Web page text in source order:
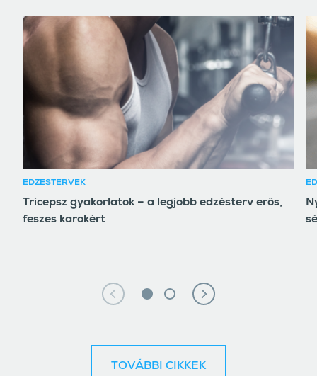
EDZÉSTERVEK
Tricepsz gyakorlatok – a legjobb edzésterv erős,
feszes karokért
TOVÁBBI CIKKEK